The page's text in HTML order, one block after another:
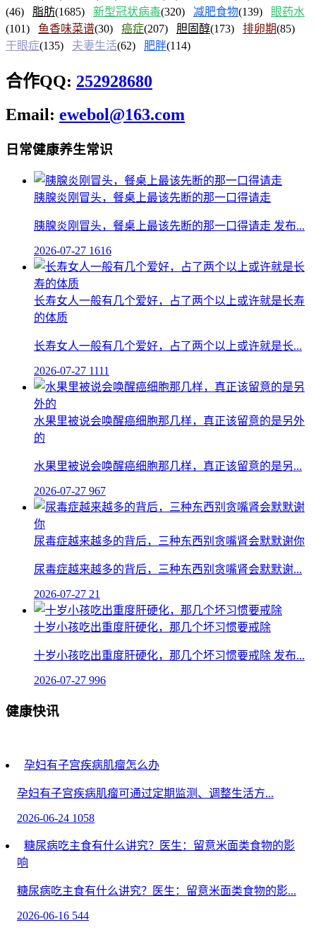
(46) 脂肪(1685) 新型冠状病毒(320) 减肥食物(139)
眼药水
(101) 鱼香味菜谱(30) 癌症(207) 胆固醇(173) 排卵期(85)
干眼症(135) 夫妻生活(62) 肥胖(114)
合作QQ: 252928680
Email: ewebol@163.com
日常健康养生常识
胰腺炎刚冒头，餐桌上最该先断的那一口得请走
胰腺炎刚冒头，餐桌上最该先断的那一口得请走 发布...
2026-07-27 1616
长寿女人一般有几个爱好，占了两个以上或许就是长寿
的体质
长寿女人一般有几个爱好，占了两个以上或许就是长...
2026-07-27 1111
水果里被说会唤醒癌细胞那几样，真正该留意的是另外
的
水果里被说会唤醒癌细胞那几样，真正该留意的是另...
2026-07-27 967
尿毒症越来越多的背后，三种东西别贪嘴肾会默默谢你
尿毒症越来越多的背后，三种东西别贪嘴肾会默默谢...
2026-07-27 21
十岁小孩吃出重度肝硬化，那几个坏习惯要戒除
十岁小孩吃出重度肝硬化，那几个坏习惯要戒除 发布...
2026-07-27 996
健康快讯
孕妇有子宫疾病肌瘤怎么办
孕妇有子宫疾病肌瘤可通过定期监测、调整生活方...
2026-06-24 1058
糖尿病吃主食有什么讲究？医生：留意米面类食物的影
响
糖尿病吃主食有什么讲究？医生：留意米面类食物的影...
2026-06-16 544